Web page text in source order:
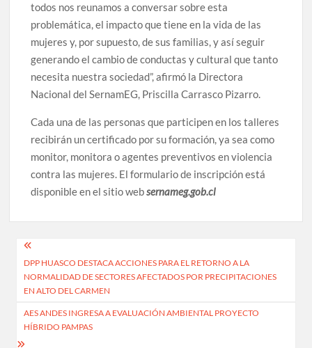
todos nos reunamos a conversar sobre esta
problemática, el impacto que tiene en la vida de las
mujeres y, por supuesto, de sus familias, y así seguir
generando el cambio de conductas y cultural que tanto
necesita nuestra sociedad”, afirmó la Directora
Nacional del SernamEG, Priscilla Carrasco Pizarro.
Cada una de las personas que participen en los talleres
recibirán un certificado por su formación, ya sea como
monitor, monitora o agentes preventivos en violencia
contra las mujeres. El formulario de inscripción está
disponible en el sitio websernameg.gob.cl
Navegación
de
entradas
DPP HUASCO DESTACA ACCIONES PARA EL RETORNO A LA
NORMALIDAD DE SECTORES AFECTADOS POR PRECIPITACIONES
EN ALTO DEL CARMEN
AES ANDES INGRESA A EVALUACIÓN AMBIENTAL PROYECTO
HÍBRIDO PAMPAS